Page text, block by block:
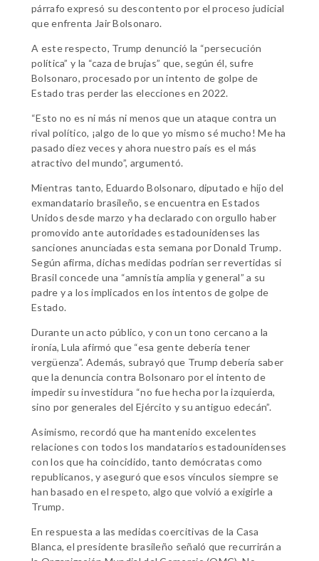
párrafo expresó su descontento por el proceso judicial
que enfrenta Jair Bolsonaro.
A este respecto, Trump denunció la “persecución
política” y la “caza de brujas” que, según él, sufre
Bolsonaro, procesado por un intento de golpe de
Estado tras perder las elecciones en 2022.
“Esto no es ni más ni menos que un ataque contra un
rival político, ¡algo de lo que yo mismo sé mucho! Me ha
pasado diez veces y ahora nuestro país es el más
atractivo del mundo”, argumentó.
Mientras tanto, Eduardo Bolsonaro, diputado e hijo del
exmandatario brasileño, se encuentra en Estados
Unidos desde marzo y ha declarado con orgullo haber
promovido ante autoridades estadounidenses las
sanciones anunciadas esta semana por Donald Trump.
Según afirma, dichas medidas podrían ser revertidas si
Brasil concede una “amnistía amplia y general” a su
padre y a los implicados en los intentos de golpe de
Estado.
Durante un acto público, y con un tono cercano a la
ironía, Lula afirmó que “esa gente debería tener
vergüenza”. Además, subrayó que Trump debería saber
que la denuncia contra Bolsonaro por el intento de
impedir su investidura “no fue hecha por la izquierda,
sino por generales del Ejército y su antiguo edecán”.
Asimismo, recordó que ha mantenido excelentes
relaciones con todos los mandatarios estadounidenses
con los que ha coincidido, tanto demócratas como
republicanos, y aseguró que esos vínculos siempre se
han basado en el respeto, algo que volvió a exigirle a
Trump.
En respuesta a las medidas coercitivas de la Casa
Blanca, el presidente brasileño señaló que recurrirán a